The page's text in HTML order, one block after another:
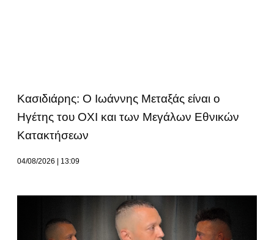
Κασιδιάρης: Ο Ιωάννης Μεταξάς είναι ο
Ηγέτης του ΟΧΙ και των Μεγάλων Εθνικών
Κατακτήσεων
04/08/2026 13:09